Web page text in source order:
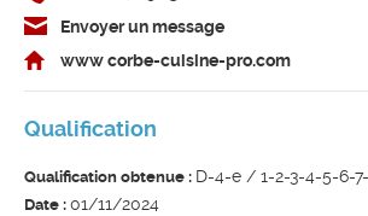
Envoyer un message
www corbe-cuisine-pro.com
Qualification
Qualification obtenue : D-4-e / 1-2-3-4-5-6-
Date : 01/11/2024